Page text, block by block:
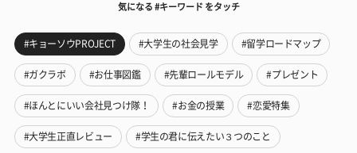
気になる #キーワード をタッチ
#キョーソウPROJECT #大学生の社会見学 #留学ロードマップ
#ガクラボ #お仕事図鑑 #先輩ロールモデル #プレゼント
#ほんとにいい会社見つけ隊！ #お金の授業 #恋愛特集
#大学生正直レビュー #学生の君に伝えたい３つのこと